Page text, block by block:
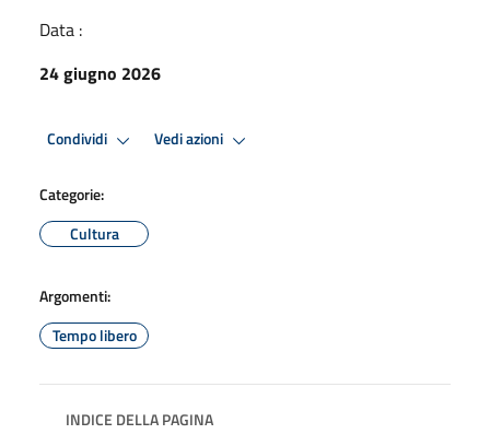
Data :
24 giugno 2026
Condividi Vedi azioni
Categorie:
Cultura
Argomenti:
Tempo libero
INDICE DELLA PAGINA